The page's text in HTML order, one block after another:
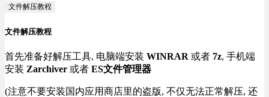
文件解压教程
文件解压教程
首先准备好解压工具, 电脑端安装 WINRAR 或者 7z, 手机端
安装 Zarchiver 或者 ES文件管理器
(注意不要安装国内应用商店里的盗版, 不仅无法正常解压, 还